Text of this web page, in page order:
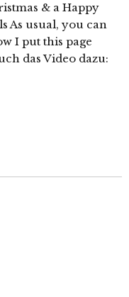
& a Happy
As usual, you can
I put this page
das Video dazu: